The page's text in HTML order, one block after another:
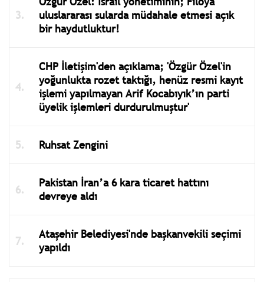
uluslararası sularda müdahale etmesi açık
bir haydutluktur!
CHP İletişim'den açıklama; 'Özgür Özel'in
yoğunlukta rozet taktığı, henüz resmi kayıt
işlemi yapılmayan Arif Kocabıyık’ın parti
üyelik işlemleri durdurulmuştur'
Ruhsat Zengini
Pakistan İran’a 6 kara ticaret hattını
devreye aldı
Ataşehir Belediyesi'nde başkanvekili seçimi
yapıldı